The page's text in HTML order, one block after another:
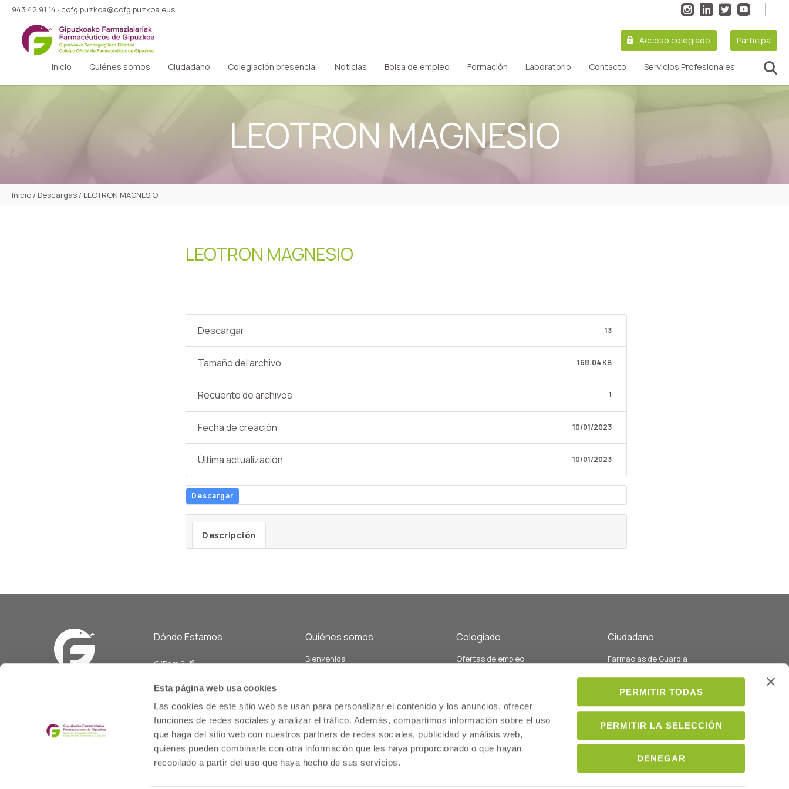
Esta página web usa cookies
Las cookies de este sitio web se usan para personalizar el contenido y los anuncios, ofrecer
funciones de redes sociales y analizar el tráfico. Además, compartimos información sobre el uso
que haga del sitio web con nuestros partners de redes sociales, publicidad y análisis web,
quienes pueden combinarla con otra información que les haya proporcionado o que hayan
recopilado a partir del uso que haya hecho de sus servicios.
PERMITIR TODAS
PERMITIR LA SELECCIÓN
DENEGAR
943 42 91 14 · cofgipuzkoa@cofgipuzkoa.eus
Acceso colegiado Participa
Inicio Quiénes somos Ciudadano Colegiación presencial Noticias Bolsa de empleo Formación Laboratorio Contacto Servicios Profesionales
LEOTRON MAGNESIO
Inicio / Descargas / LEOTRON MAGNESIO
LEOTRON MAGNESIO
Descargar 13
Tamaño del archivo 168.04 KB
Recuento de archivos 1
Fecha de creación 10/01/2023
Última actualización 10/01/2023
Descargar
Descripción
Dónde Estamos
C/Prim 2, 1º
Horario L-V
08:00 a 14:00
cofgipuzkoa@cofgipuzkoa.eus
Quiénes somos
Bienvenida
Estatutos
Memoria
Colegiado
Ofertas de empleo
Servicios relacionados con la
salud comunitaria
Servicios de atención
farmacéutica
Ciudadano
Farmacias de Guardia
Listado de colegiados